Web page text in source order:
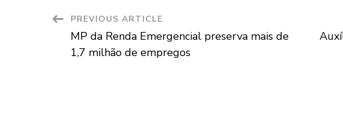
Post
Navigation
PREVIOUS ARTICLE
MP da Renda Emergencial preserva mais de
1,7 milhão de empregos